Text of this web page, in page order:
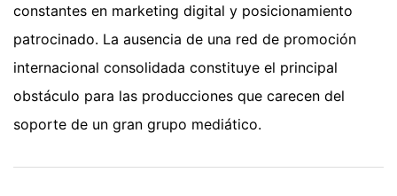
constantes en marketing digital y posicionamiento
patrocinado. La ausencia de una red de promoción
internacional consolidada constituye el principal
obstáculo para las producciones que carecen del
soporte de un gran grupo mediático.